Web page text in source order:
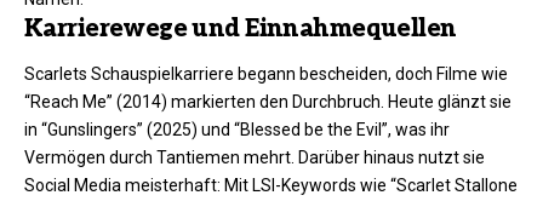
Karrierewege und Einnahmequellen
Scarlets Schauspielkarriere begann bescheiden, doch Filme wie
“Reach Me” (2014) markierten den Durchbruch. Heute glänzt sie
in “Gunslingers” (2025) und “Blessed be the Evil”, was ihr
Vermögen durch Tantiemen mehrt. Darüber hinaus nutzt sie
Social Media meisterhaft: Mit LSI-Keywords wie “Scarlet Stallone